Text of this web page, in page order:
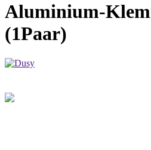
Aluminium-
(1Paar)